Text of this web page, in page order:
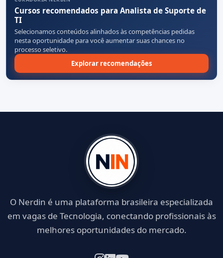
Cursos recomendados para Analista de Suporte de
TI
Selecionamos conteúdos alinhados às competências pedidas
nesta oportunidade para você aumentar suas chances no
processo seletivo.
Explorar recomendações
O Nerdin é uma plataforma brasileira especializada
em vagas de Tecnologia, conectando profissionais às
melhores oportunidades do mercado.